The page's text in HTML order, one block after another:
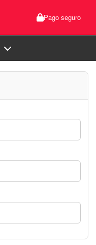
Pago seguro